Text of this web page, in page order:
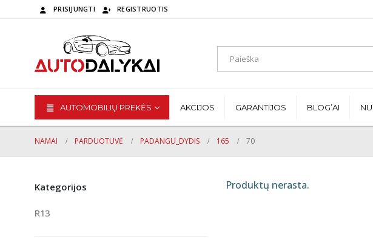
PRISIJUNGTI REGISTRUOTIS
AUTOMOBILIŲ PREKĖS AKCIJOS GARANTIJOS BLOG’AI
NAMAI PARDUOTUVĖ PADANGU_DYDIS 165 70
Produktų nerasta.
Kategorijos
R13